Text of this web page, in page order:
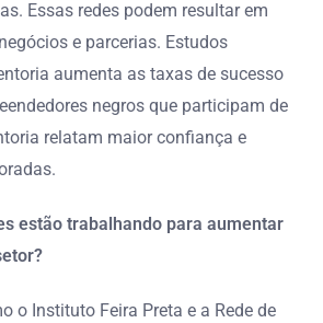
Essas redes podem resultar em
e parcerias. Estudos
aumenta as taxas de sucesso
negros que participam de
relatam maior confiança e
estão trabalhando para aumentar
o Instituto Feira Preta e a Rede de